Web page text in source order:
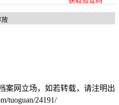
案网立场，如若转载，请注明出
tuoguan/24191/